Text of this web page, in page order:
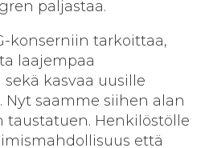
paljastaa.
konserniin tarkoittaa,
laajempaa
kasvaa uusille
Nyt saamme siihen alan
taustatuen. Henkilöstölle
että